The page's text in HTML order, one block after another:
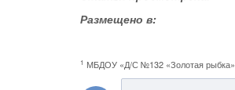
Размещено в:
1 МБДОУ «Д/С №132 «Золотая рыбка»